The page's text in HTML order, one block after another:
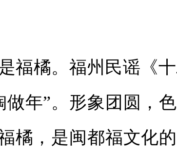
橘。福州民谣《十
做年”。形象团圆，
橘，是闽都福文化的